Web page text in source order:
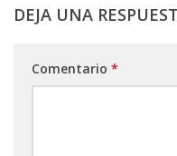
DEJA UNA
Comentario *